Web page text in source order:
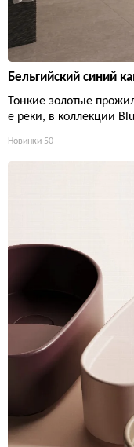
Бельгийский синий
Тонкие золотые
е реки, в коллекции
Новинки 50